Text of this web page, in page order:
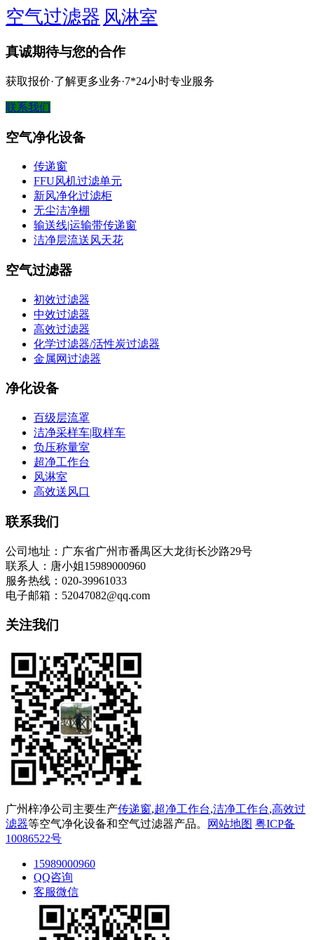
空气过滤器 风淋室
真诚期待与您的合作
获取报价·了解更多业务·7*24小时专业服务
联系我们
空气净化设备
传递窗
FFU风机过滤单元
新风净化过滤柜
无尘洁净棚
输送线|运输带传递窗
洁净层流送风天花
空气过滤器
初效过滤器
中效过滤器
高效过滤器
化学过滤器/活性炭过滤器
金属网过滤器
净化设备
百级层流罩
洁净采样车|取样车
负压称量室
超净工作台
风淋室
高效送风口
联系我们
公司地址：广东省广州市番禺区大龙街长沙路29号
联系人：唐小姐15989000960
服务热线：020-39961033
电子邮箱：52047082@qq.com
关注我们
广州梓净公司主要生产传递窗,超净工作台,洁净工作台,高效过
滤器等空气净化设备和空气过滤器产品。 网站地图 粤ICP备
10086522号
15989000960
QQ咨询
客服微信